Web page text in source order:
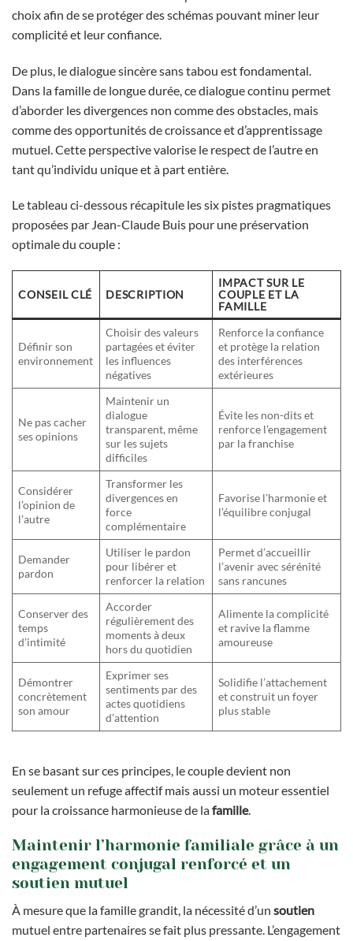
choix afin de se protéger des schémas pouvant miner leur
complicité et leur confiance.
De plus, le dialogue sincère sans tabou est fondamental.
Dans la famille de longue durée, ce dialogue continu permet
d’aborder les divergences non comme des obstacles, mais
comme des opportunités de croissance et d’apprentissage
mutuel. Cette perspective valorise le respect de l’autre en
tant qu’individu unique et à part entière.
Le tableau ci-dessous récapitule les six pistes pragmatiques
proposées par Jean-Claude Buis pour une préservation
optimale du couple :
CONSEIL CLÉ DESCRIPTION
IMPACT SUR LE
COUPLE ET LA
FAMILLE
Définir son
environnement
Choisir des valeurs
partagées et éviter
les influences
négatives
Renforce la confiance
et protège la relation
des interférences
extérieures
Ne pas cacher
ses opinions
Maintenir un
dialogue
transparent, même
sur les sujets
difficiles
Évite les non-dits et
renforce l’engagement
par la franchise
Considérer
l’opinion de
l’autre
Transformer les
divergences en
force
complémentaire
Favorise l’harmonie et
l’équilibre conjugal
Demander
pardon
Utiliser le pardon
pour libérer et
renforcer la relation
Permet d’accueillir
l’avenir avec sérénité
sans rancunes
Conserver des
temps
d’intimité
Accorder
régulièrement des
moments à deux
hors du quotidien
Alimente la complicité
et ravive la flamme
amoureuse
Démontrer
concrètement
son amour
Exprimer ses
sentiments par des
actes quotidiens
d’attention
Solidifie l’attachement
et construit un foyer
plus stable
En se basant sur ces principes, le couple devient non
seulement un refuge affectif mais aussi un moteur essentiel
pour la croissance harmonieuse de lafamille.
Maintenir l’harmonie familiale grâce à un
engagement conjugal renforcé et un
soutien mutuel
À mesure que la famille grandit, la nécessité d’un soutien
mutuel entre partenaires se fait plus pressante. L’engagement